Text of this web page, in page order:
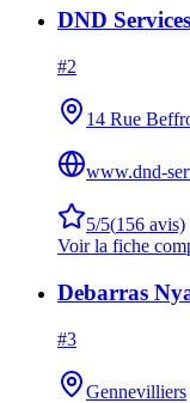
DND
#2
14 Rue
www.dnd-
5/5(156 avis)
Voir la fiche
Debarras
#3
Gennevilliers